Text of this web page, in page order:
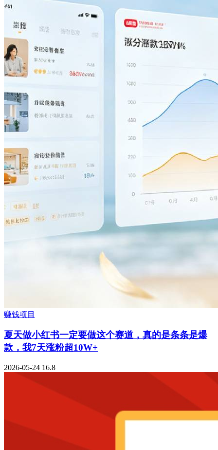
赚钱项目
夏天做小红书一定要做这个赛道，真的是条条是爆
款，我7天涨粉超10W+
2026-05-24 16.8